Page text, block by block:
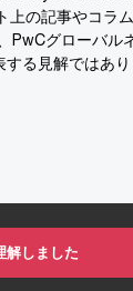
解しました
の記事やコラ
PwCグローバル
る見解ではあり